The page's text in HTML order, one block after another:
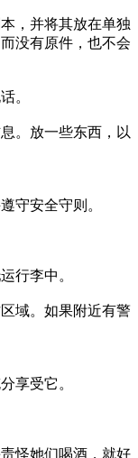
，并将其放在单独
没有原件，也不会
。
。放一些东西，以
守安全守则。
行李中。
域。如果附近有警
享受它。
怪她们喝酒，就好